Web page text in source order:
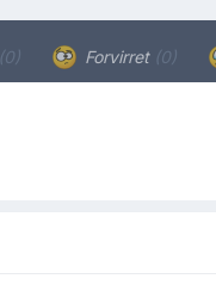
(0) Forvirret (0)